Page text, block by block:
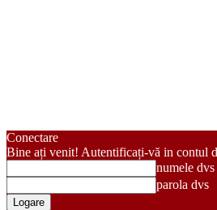
Conectare
Bine ați venit! Autentificați-vă in contul
numele
parola dvs